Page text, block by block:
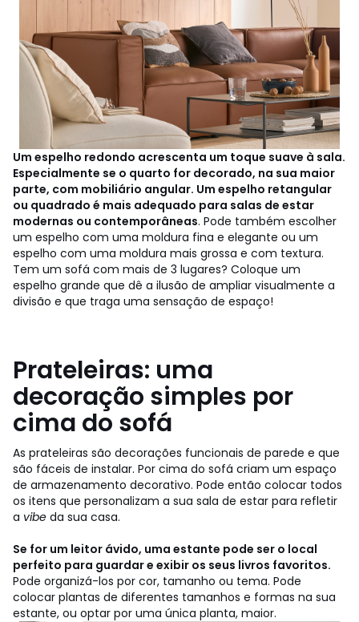
Um espelho redondo acrescenta um toque suave à sala.
Especialmente se o quarto for decorado, na sua maior
parte, com mobiliário angular. Um espelho retangular
ou quadrado é mais adequado para salas de estar
modernas ou contemporâneas. Pode também escolher
um espelho com uma moldura fina e elegante ou um
espelho com uma moldura mais grossa e com textura.
Tem um sofá com mais de 3 lugares? Coloque um
espelho grande que dê a ilusão de ampliar visualmente a
divisão e que traga uma sensação de espaço!
Prateleiras: uma
decoração simples por
cima do sofá
As prateleiras são decorações funcionais de parede e que
são fáceis de instalar. Por cima do sofá criam um espaço
de armazenamento decorativo. Pode então colocar todos
os itens que personalizam a sua sala de estar para refletir
a vibe da sua casa.
Se for um leitor ávido, uma estante pode ser o local
perfeito para guardar e exibir os seus livros favoritos.
Pode organizá-los por cor, tamanho ou tema. Pode
colocar plantas de diferentes tamanhos e formas na sua
estante, ou optar por uma única planta, maior.